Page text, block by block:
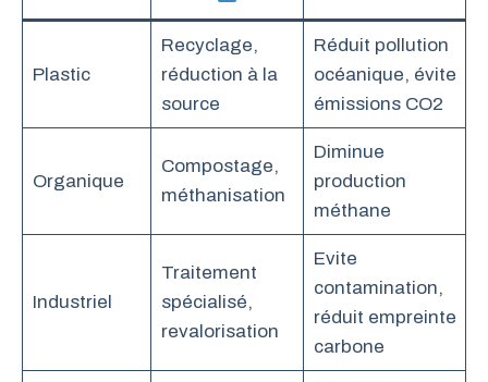
Plastic
Recyclage,
réduction à la
source
Réduit pollution
océanique, évite
émissions CO2
Organique
Compostage,
méthanisation
Diminue
production
méthane
Industriel
Traitement
spécialisé,
revalorisation
Evite
contamination,
réduit empreinte
carbone